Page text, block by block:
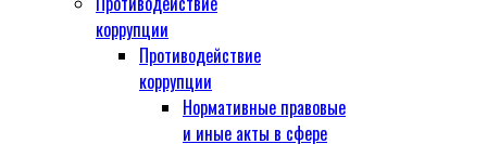
коррупции
Противодействие
коррупции
Нормативные правовые
и иные акты в сфере